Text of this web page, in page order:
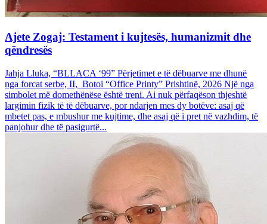
Ajete Zogaj: Testament i kujtesës, humanizmit dhe
qëndresës
Jahja Lluka, “BLLACA ‘99” Përjetimet e të dëbuarve me dhunë
nga forcat serbe, II, Botoi “Office Printy” Prishtinë, 2026 Një nga
simbolet më domethënëse është treni. Ai nuk përfaqëson thjeshtë
largimin fizik të të dëbuarve, por ndarjen mes dy botëve: asaj që
mbetet pas, e mbushur me kujtime, dhe asaj që i pret në vazhdim, të
panjohur dhe të pasigurtë...